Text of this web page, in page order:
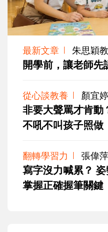
最新文章 朱思穎
開學前，讓老師先
從心談教養 顏宜
非要大聲罵才肯動
不吼不叫孩子照做
翻轉學習力 張偉
寫字沒力喊累？
掌握正確握筆關鍵